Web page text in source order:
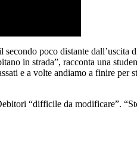
poco distante dall’uscita
in strada”, racconta una
e a volte andiamo a finire
“difficile da modificare”.